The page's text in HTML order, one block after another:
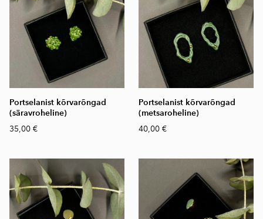
Portselanist kõrvarõngad
(säravroheline)
35,00 €
Portselanist kõrvarõngad
(metsaroheline)
40,00 €